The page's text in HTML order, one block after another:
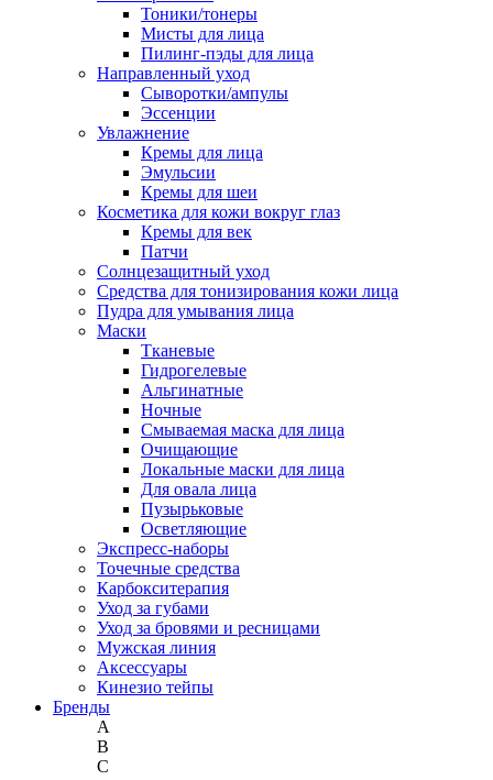
Тоники/тонеры
Мисты для лица
Пилинг-пэды для лица
Направленный уход
Сыворотки/ампулы
Эссенции
Увлажнение
Кремы для лица
Эмульсии
Кремы для шеи
Косметика для кожи вокруг глаз
Кремы для век
Патчи
Солнцезащитный уход
Средства для тонизирования кожи лица
Пудра для умывания лица
Маски
Тканевые
Гидрогелевые
Альгинатные
Ночные
Смываемая маска для лица
Очищающие
Локальные маски для лица
Для овала лица
Пузырьковые
Осветляющие
Экспресс-наборы
Точечные средства
Карбокситерапия
Уход за губами
Уход за бровями и ресницами
Мужская линия
Аксессуары
Кинезио тейпы
Бренды
A
B
C